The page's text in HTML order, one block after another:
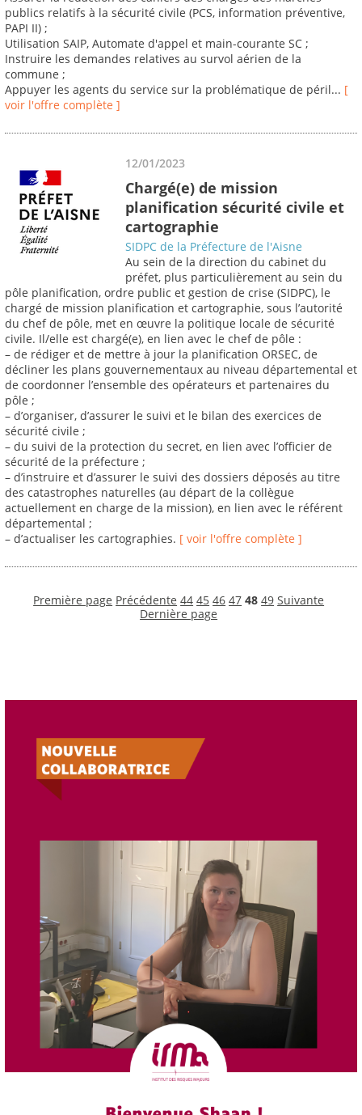
publics relatifs à la sécurité civile (PCS, information préventive,
PAPI II) ;
Utilisation SAIP, Automate d'appel et main-courante SC ;
Instruire les demandes relatives au survol aérien de la
commune ;
Appuyer les agents du service sur la problématique de péril... [
voir l'offre complète ]
12/01/2023
Chargé(e) de mission
planification sécurité civile et
cartographie
SIDPC de la Préfecture de l'Aisne
Au sein de la direction du cabinet du
préfet, plus particulièrement au sein du
pôle planification, ordre public et gestion de crise (SIDPC), le
chargé de mission planification et cartographie, sous l’autorité
du chef de pôle, met en œuvre la politique locale de sécurité
civile. Il/elle est chargé(e), en lien avec le chef de pôle :
– de rédiger et de mettre à jour la planification ORSEC, de
décliner les plans gouvernementaux au niveau départemental et
de coordonner l’ensemble des opérateurs et partenaires du
pôle ;
– d’organiser, d’assurer le suivi et le bilan des exercices de
sécurité civile ;
– du suivi de la protection du secret, en lien avec l’officier de
sécurité de la préfecture ;
– d’instruire et d’assurer le suivi des dossiers déposés au titre
des catastrophes naturelles (au départ de la collègue
actuellement en charge de la mission), en lien avec le référent
départemental ;
– d’actualiser les cartographies. [ voir l'offre complète ]
Première page Précédente 44 45 46 47 48 49 Suivante
Dernière page